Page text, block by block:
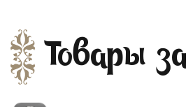
Товары